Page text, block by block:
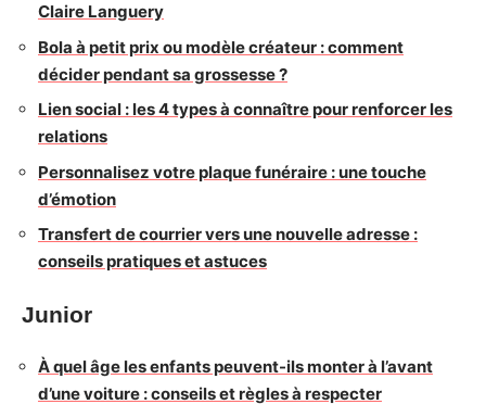
Claire Languery
Bola à petit prix ou modèle créateur : comment
décider pendant sa grossesse ?
Lien social : les 4 types à connaître pour renforcer les
relations
Personnalisez votre plaque funéraire : une touche
d’émotion
Transfert de courrier vers une nouvelle adresse :
conseils pratiques et astuces
Junior
À quel âge les enfants peuvent-ils monter à l’avant
d’une voiture : conseils et règles à respecter